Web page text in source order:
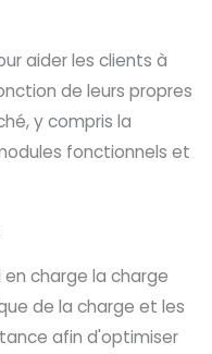
aider les clients à
de leurs propres
y compris la
fonctionnels et
charge la charge
de la charge et les
afin d'optimiser